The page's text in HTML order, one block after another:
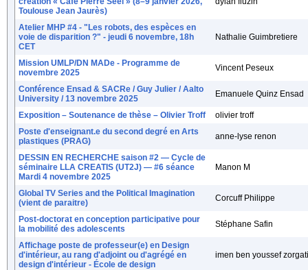
Toulouse Jean Jaurès)
Atelier MHP #4 - "Les robots, des espèces en
voie de disparition ?" - jeudi 6 novembre, 18h
CET
Nathalie Guimbretiere
Mission UMLP/DN MADe - Programme de
novembre 2025
Vincent Peseux
Conférence Ensad & SACRe / Guy Julier / Aalto
University / 13 novembre 2025
Emanuele Quinz Ensad
Exposition – Soutenance de thèse – Olivier Troff
olivier troff
Poste d'enseignant.e du second degré en Arts
plastiques (PRAG)
anne-lyse renon
DESSIN EN RECHERCHE saison #2 — Cycle de
séminaire LLA CREATIS (UT2J) — #6 séance
Mardi 4 novembre 2025
Manon M
Global TV Series and the Political Imagination
(vient de paraitre)
Corcuff Philippe
Post-doctorat en conception participative pour
la mobilité des adolescents
Stéphane Safin
Affichage poste de professeur(e) en Design
d'intérieur, au rang d'adjoint ou d'agrégé en
design d'intérieur - École de design
imen ben youssef zorgati